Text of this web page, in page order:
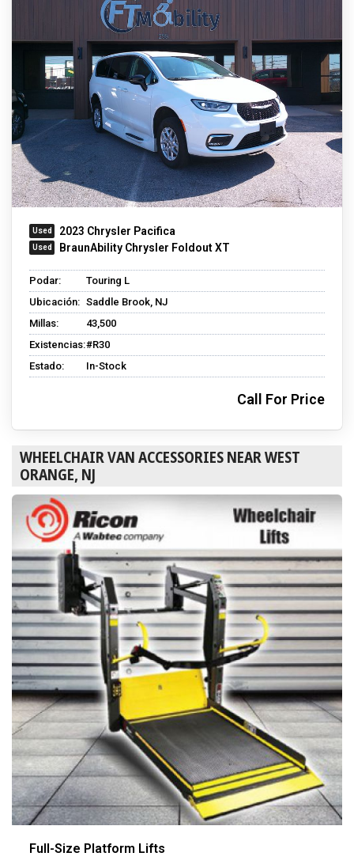
2023 Chrysler Pacifica
BraunAbility Chrysler Foldout XT
Podar:
Touring L
Ubicación: Saddle Brook, NJ
Millas:
43,500
Existencias:#R30
Estado:
In-Stock
Call For Price
WHEELCHAIR VAN ACCESSORIES NEAR WEST
ORANGE, NJ
Full-Size Platform Lifts